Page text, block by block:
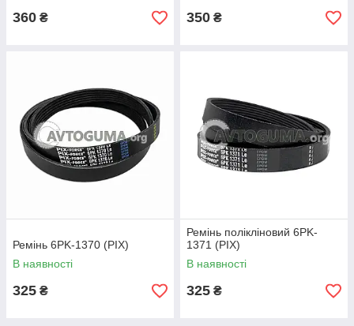
360 ₴ 350 ₴
Ремінь 6PK-1370 (PIX)
В наявності
325 ₴
Ремінь полікліновий 6PK-
1371 (PIX)
В наявності
325 ₴